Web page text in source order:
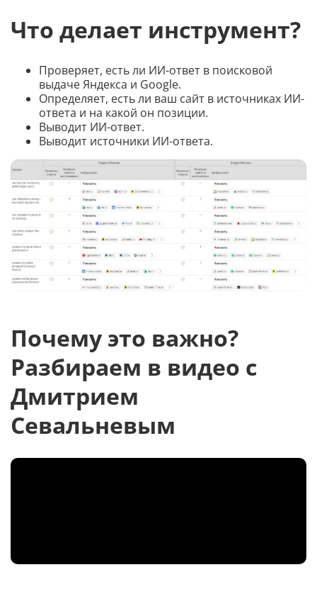
Что делает инструмент?
Проверяет, есть ли ИИ-ответ в поисковой
выдаче Яндекса и Google.
Определяет, есть ли ваш сайт в источниках ИИ-
ответа и на какой он позиции.
Выводит ИИ-ответ.
Выводит источники ИИ-ответа.
Почему это важно?
Разбираем в видео с
Дмитрием
Севальневым